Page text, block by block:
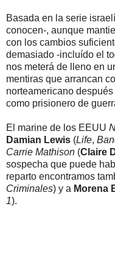
Basada en la serie israelí
conocen-, aunque
con los cambios
demasiado -incluído el
nos meterá de lleno en
mentiras que arrancan
norteamericano
como prisionero de
El marine de los EEUU
Damian Lewis (Life,
Carrie Mathison (Claire
sospecha que puede
reparto encontramos
Criminales) y a Morena
1).